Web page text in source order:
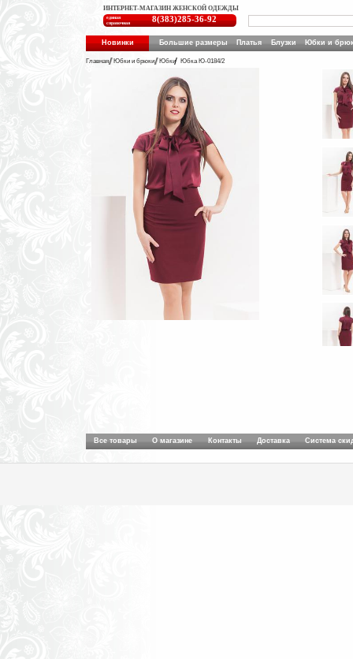
ИНТЕРНЕТ-МАГАЗИН ЖЕНСКОЙ ОДЕЖДЫ
единая
справочная
8(383)285-36-92
Новинки Большие размеры Платья Блузки Юбки и
Главная Юбки и брюки Юбки Юбка Ю-0184/2
Все товары О магазине Контакты Доставка Система